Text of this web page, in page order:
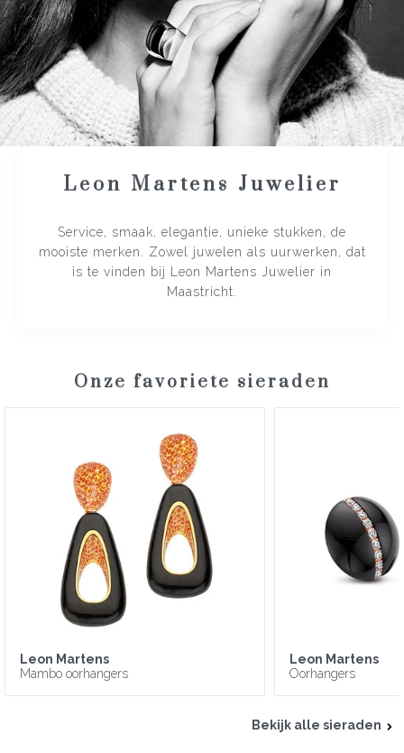
Leon Martens Juwelier
Service, smaak, elegantie, unieke stukken, de
mooiste merken. Zowel juwelen als uurwerken, dat
is te vinden bij Leon Martens Juwelier in
Maastricht.
Onze favoriete sieraden
Leon Martens
Mambo oorhangers
Leon Martens
Oorhangers
Bekijk alle sieraden